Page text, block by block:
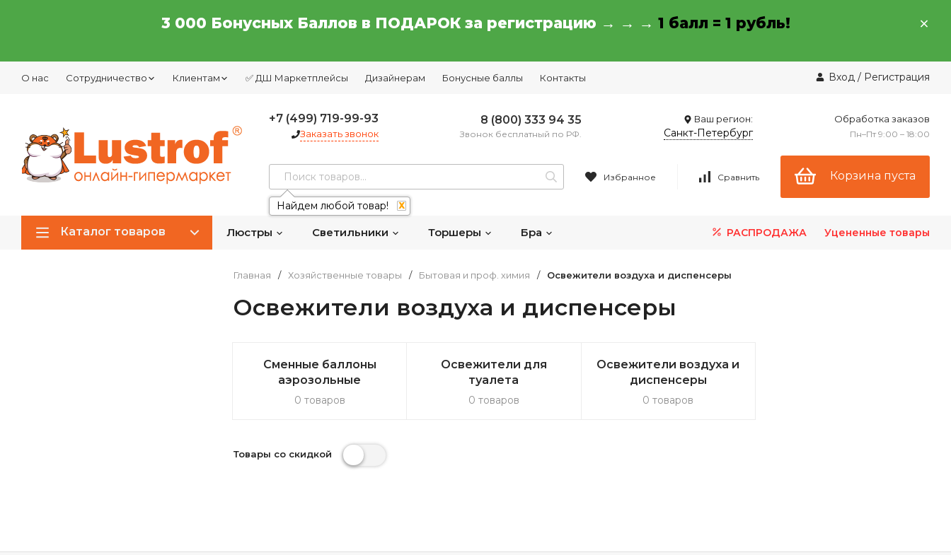
3 000 Бонусных Баллов в ПОДАРОК за регистрацию → → → 1 балл = 1 рубль!
О нас Сотрудничество Клиентам ✅ ДШ Маркетплейсы Дизайнерам Бонусные баллы Контакты Вход / Регистрация
+7 (499) 719-99-93
Заказать звонок
8 (800) 333 94 35
Звонок бесплатный по РФ.
Ваш регион:
Санкт-Петербург
Обработка заказов
Пн–Пт 9:00 – 18:00
Найдем любой товар! X
Избранное Сравнить Корзина пуста
Каталог товаров Люстры Светильники Торшеры Бра РАСПРОДАЖА Уцененные товары
Главная / Хозяйственные товары / Бытовая и проф. химия / Освежители воздуха и диспенсеры
Освежители воздуха и диспенсеры
Сменные баллоны
аэрозольные
0 товаров
Освежители для
туалета
0 товаров
Освежители воздуха и
диспенсеры
0 товаров
Товары со скидкой